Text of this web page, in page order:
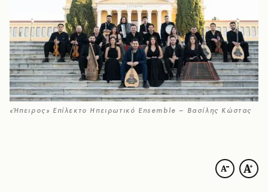
«Ήπειρος» Επίλεκτο Ηπειρωτικό Ensemble – Βασίλης Κώστας